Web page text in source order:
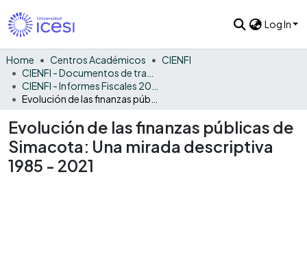
Log In
Home Centros Académicos
CIENFI
Evolución de las finanzas públicas de
Simacota: Una mirada descriptiva
1985 - 2021